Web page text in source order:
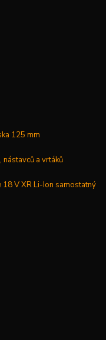
125 mm
a vrtáků
18 V XR Li-Ion samostatný